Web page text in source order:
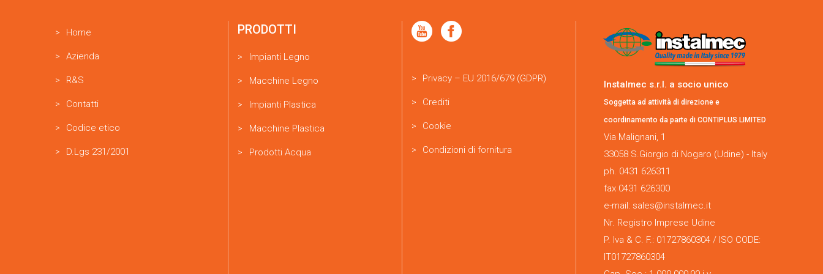
Home
Azienda
R&S
Contatti
Codice etico
D.Lgs 231/2001
PRODOTTI
Impianti Legno
Macchine Legno
Impianti Plastica
Macchine Plastica
Prodotti Acqua
Privacy – EU 2016/679 (GDPR)
Crediti
Cookie
Condizioni di fornitura
Instalmec s.r.l. a socio unico
Soggetta ad attività di direzione e
coordinamento da parte di CONTIPLUS LIMITED
Via Malignani, 1
33058 S.Giorgio di Nogaro (Udine) - Italy
ph. 0431 626311
fax 0431 626300
e-mail: sales@instalmec.it
Nr. Registro Imprese Udine
P. Iva & C. F.: 01727860304 / ISO CODE:
IT01727860304